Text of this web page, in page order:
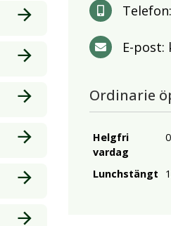
Telefon:
E-post:
Ordinarie
Helgfri
vardag
Lunchstängt